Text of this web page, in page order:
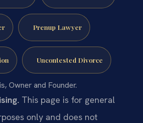
Prenup Lawyer
Uncontested Divorce
Owner and Founder.
This page is for general
only and does not